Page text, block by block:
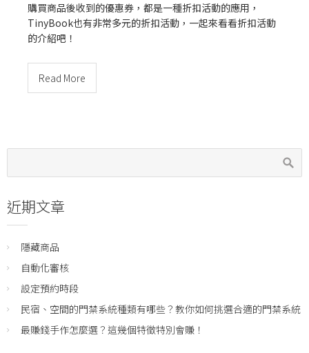
購買商品後收到的優惠券，都是一種折扣活動的應用，
TinyBook也有非常多元的折扣活動，一起來看看折扣活動
的介紹吧！
Read More
近期文章
隱藏商品
自動化審核
設定預約時段
民宿、空間的門禁系統種類有哪些？教你如何挑選合適的門禁系統
最賺錢手作怎麼選？這幾個特徵特別會賺！